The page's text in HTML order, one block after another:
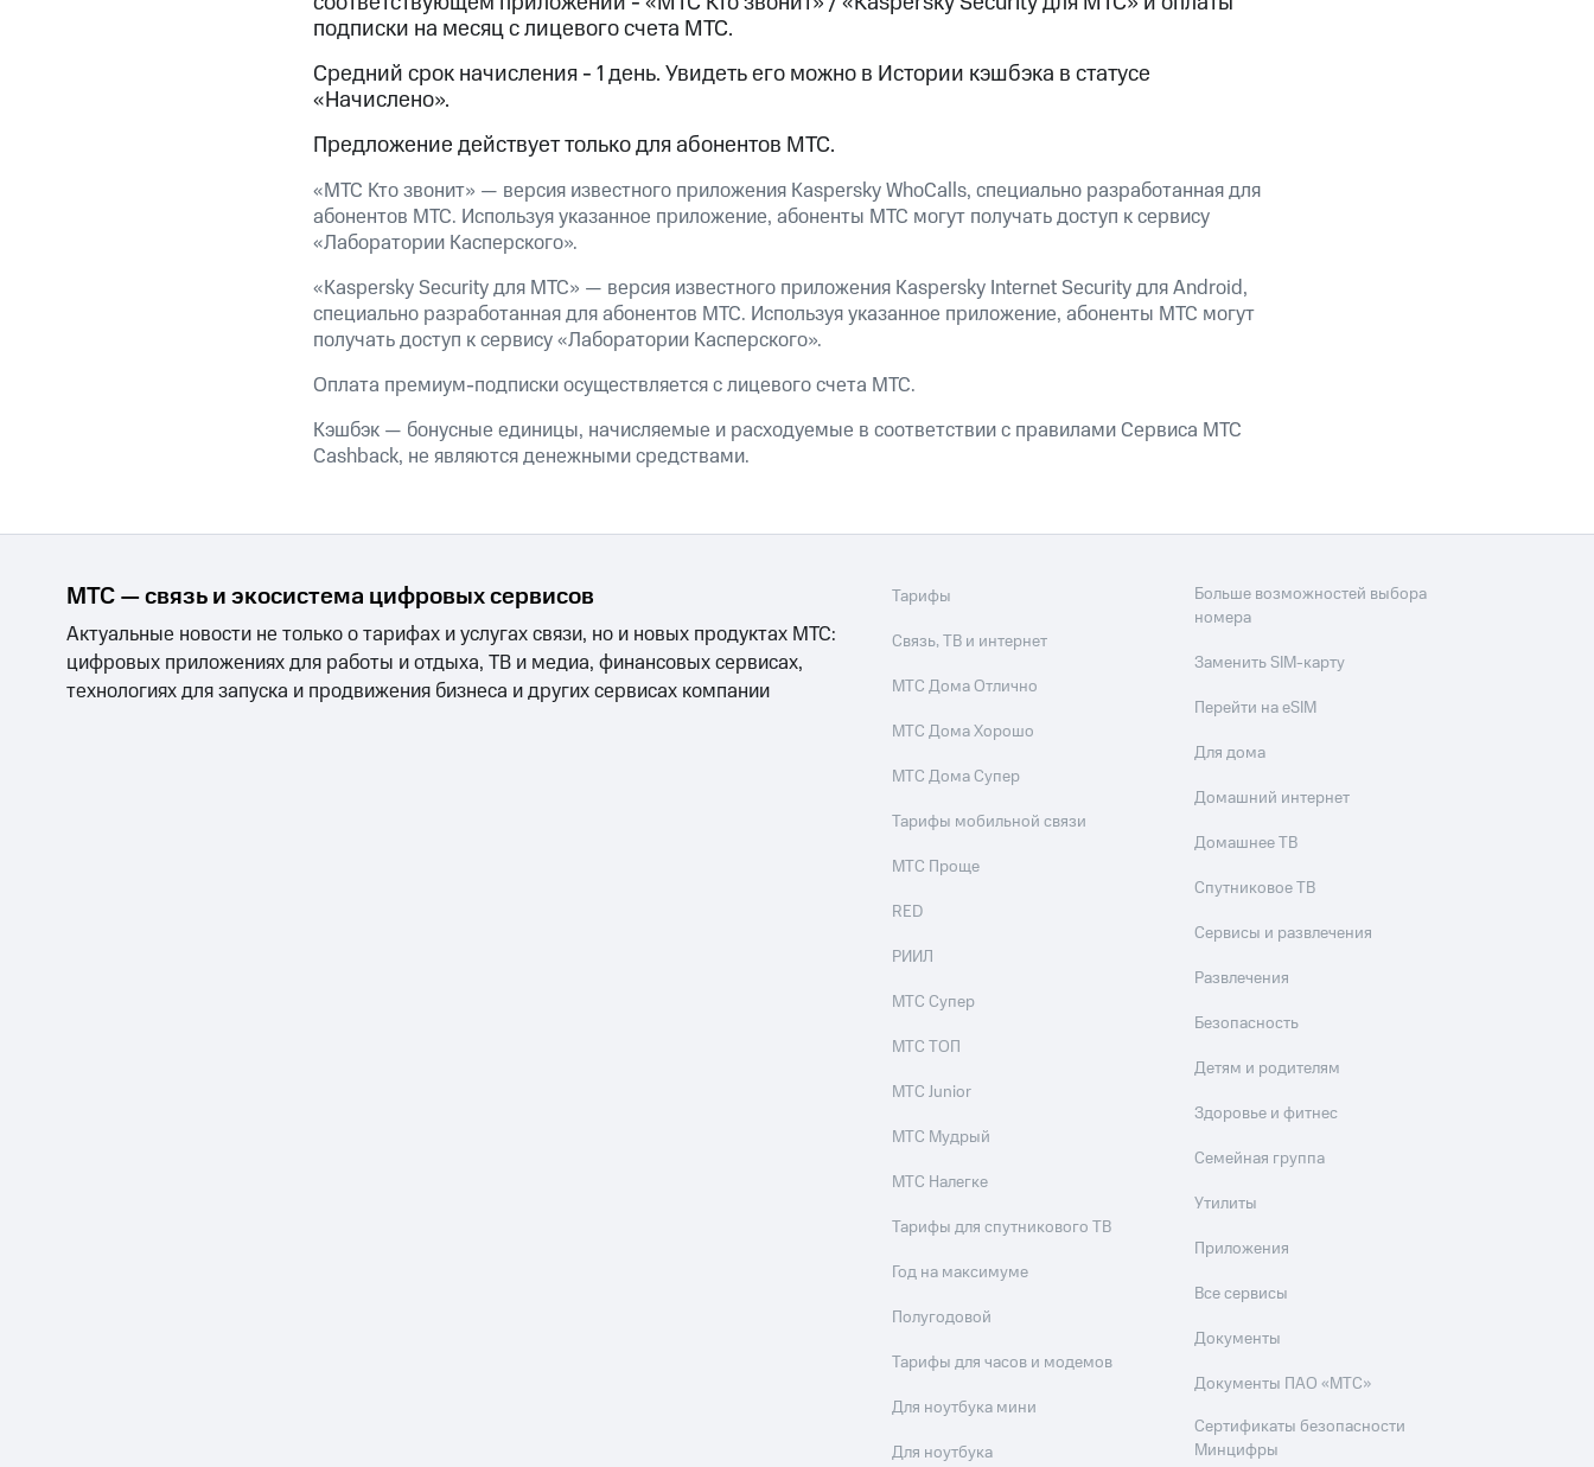
МТС Накопления
Откладывайте деньги и получайте доход 15%
Условия пополнения
Скидка 30% на связь
Тарифы RED, РИИЛ и МТС Супер дешевле при оплате с карты МТС Деньги
Обзоры товаров
Скидки до 40%
при покупке со связью МТС
подписки на месяц с лицевого счета МТС.
Средний срок начисления - 1 день. Увидеть его можно в Истории кэшбэка в статусе
«Начислено».
Предложение действует только для абонентов МТС.
«МТС Кто звонит» — версия известного приложения Kaspersky WhoCalls, специально разработанная для
абонентов МТС. Используя указанное приложение, абоненты МТС могут получать доступ к сервису
«Лаборатории Касперского».
«Kaspersky Security для МТС» — версия известного приложения Kaspersky Internet Security для Android,
специально разработанная для абонентов МТС. Используя указанное приложение, абоненты МТС могут
получать доступ к сервису «Лаборатории Касперского».
Оплата премиум-подписки осуществляется с лицевого счета МТС.
Кэшбэк — бонусные единицы, начисляемые и расходуемые в соответствии с правилами Сервиса МТС
Cashback, не являются денежными средствами.
МТС — связь и экосистема цифровых сервисов
Актуальные новости не только о тарифах и услугах связи, но и новых продуктах МТС:
цифровых приложениях для работы и отдыха, ТВ и медиа, финансовых сервисах,
технологиях для запуска и продвижения бизнеса и других сервисах компании
Тарифы
Связь, ТВ и интернет
МТС Дома Отлично
МТС Дома Хорошо
МТС Дома Супер
Тарифы мобильной связи
МТС Проще
RED
РИИЛ
МТС Супер
МТС ТОП
МТС Junior
МТС Мудрый
МТС Налегке
Тарифы для спутникового ТВ
Год на максимуме
Полугодовой
Тарифы для часов и модемов
Для ноутбука мини
Для ноутбука
Больше возможностей выбора
номера
Заменить SIM-карту
Перейти на eSIM
Для дома
Домашний интернет
Домашнее ТВ
Спутниковое ТВ
Сервисы и развлечения
Развлечения
Безопасность
Детям и родителям
Здоровье и фитнес
Семейная группа
Утилиты
Приложения
Все сервисы
Документы
Документы ПАО «МТС»
Сертификаты безопасности
Минцифры